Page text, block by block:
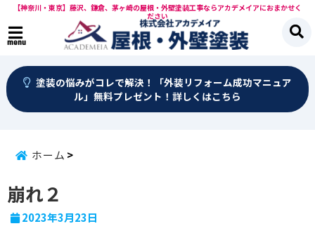
【神奈川・東京】藤沢、鎌倉、茅ヶ崎の屋根・外壁塗装工事ならアカデメイアにおまかせく
ださい
menu
塗装の悩みがコレで解決！「外装リフォーム成功マニュア
ル」無料プレゼント！詳しくはこちら
ホーム
崩れ２
2023年3月23日